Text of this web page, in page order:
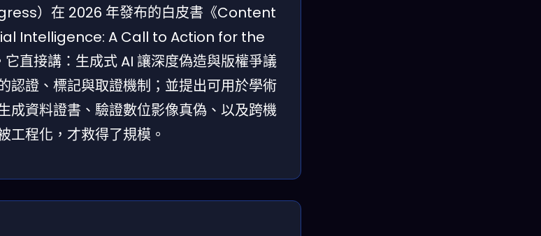
）在 2026 年發布的白皮書《Content
Intelligence: A Call to Action for the
接講：生成式 AI 讓深度偽造與版權爭議
認證、標記與取證機制；並提出可用於學術
成資料證書、驗證數位影像真偽、以及跨機
工程化，才救得了規模。